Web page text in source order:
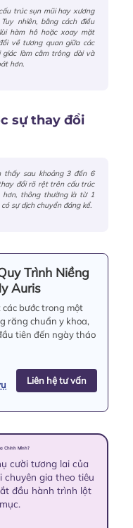
trúc sụn mũi hay xương
nhiên, bằng cách điều
hàm hô hoặc xoay mặt
về tương quan giữa các
làm cằm trông dài và
hơn.
sự thay đổi
thấy sau khoảng 3 đến 6
đổi rõ rệt trên cấu trúc
hơn, thông thường là từ 1
sự dịch chuyển đáng kể.
Trình Niềng
Auris
bước trong một
răng chuẩn y khoa,
tiên đến ngày tháo
Liên hệ tư vấn
Chính Mình?
cười tương lai của
chuyên gia theo tiêu
đầu hành trình lột